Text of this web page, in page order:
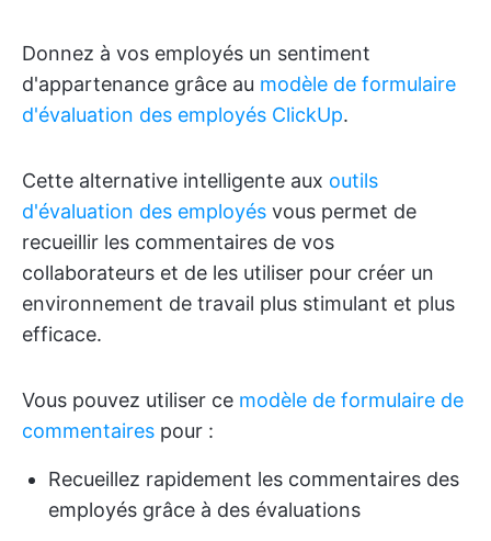
Donnez à vos employés un sentiment
d'appartenance grâce au modèle de formulaire
d'évaluation des employés ClickUp.
Cette alternative intelligente aux outils
d'évaluation des employés vous permet de
recueillir les commentaires de vos
collaborateurs et de les utiliser pour créer un
environnement de travail plus stimulant et plus
efficace.
Vous pouvez utiliser ce modèle de formulaire de
commentaires pour :
Recueillez rapidement les commentaires des
employés grâce à des évaluations